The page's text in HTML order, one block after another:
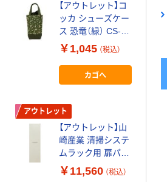
【アウトレット】コ
ッカ シューズケー
ス 恐竜（緑） CS-
1281 1A 1個
￥1,045 （税込）
カゴへ
アウトレット
【アウトレット】山
崎産業 清掃システ
ムラック用 扉パネ
ル
4903180107575 1
￥11,560 （税込）